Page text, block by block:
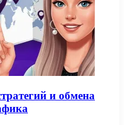
и обмена